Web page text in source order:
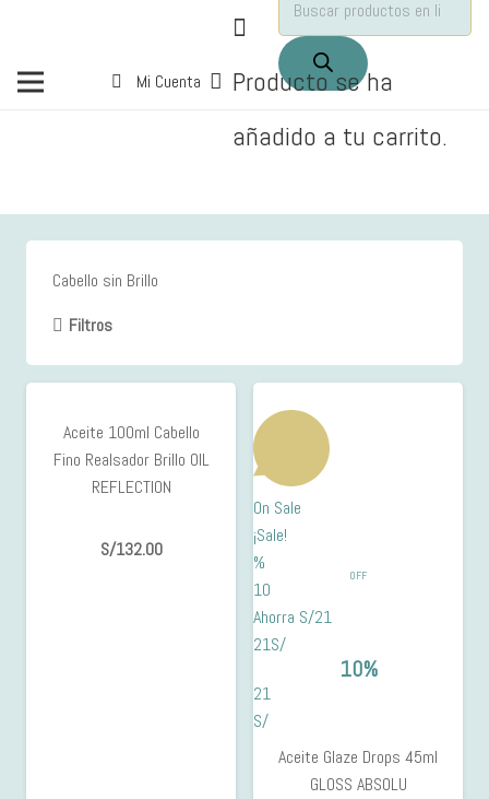
productos
Mi Cuenta
Productose ha
añadido a tu carrito.
Cabello sin Brillo
Filtros
Aceite 100ml Cabello
Fino Realsador Brillo OIL
REFLECTION
S/132.00
On Sale
¡Sale!
%
OFF
10
Ahorra S/21
21S/
10%
21
S/
Aceite Glaze Drops 45ml
GLOSS ABSOLU